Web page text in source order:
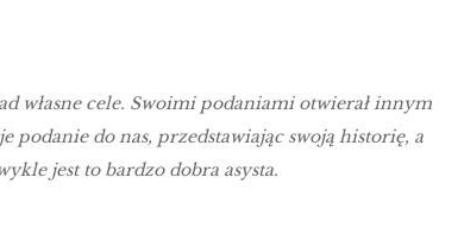
własne cele. Swoimi podaniami otwierał innym
podanie do nas, przedstawiając swoją historię, a
jest to bardzo dobra asysta.